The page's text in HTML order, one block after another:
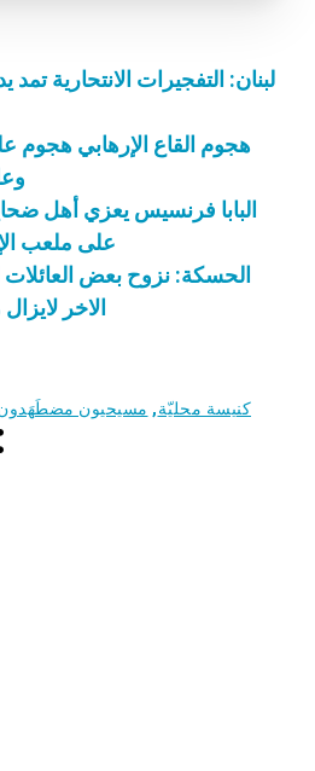
لبنان: التفجيرات الانتحارية تمد
هجوم القاع الإرهابي هجوم
البابا فرنسيس يعزي أهل
على ملعب
الحسكة: نزوح بعض
الاخر
كنيسة محليّة, مسيحيون